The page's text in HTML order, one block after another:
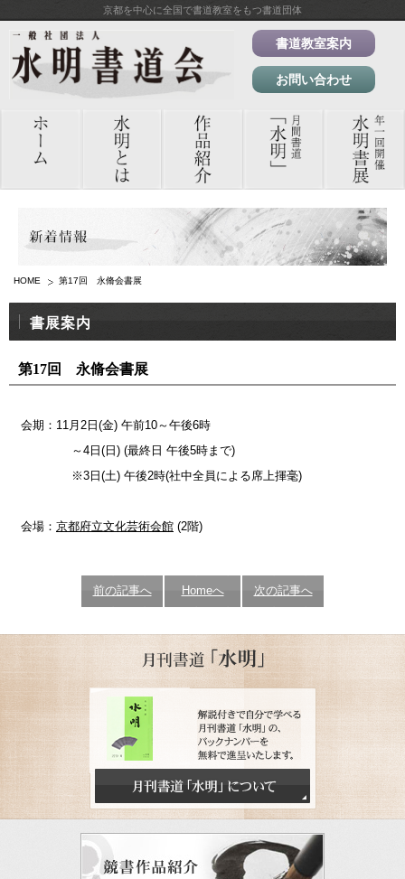
京都を中心に全国で書道教室をもつ書道団体
書道教室案内
お問い合わせ
HOME 第17回 永脩会書展
書展案内
第17回 永脩会書展
会期：11月2日(金) 午前10～午後6時
～4日(日) (最終日 午後5時まで)
※3日(土) 午後2時(社中全員による席上揮毫)
会場： 京都府立文化芸術会館 (2階)
前の記事へ Homeへ 次の記事へ